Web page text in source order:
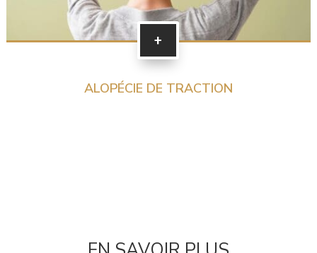
+
ALOPÉCIE DE TRACTION